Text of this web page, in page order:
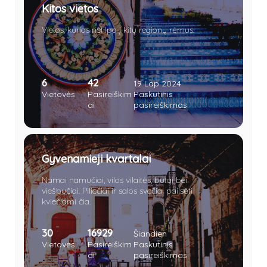
Kitos vietos
Vietos, kurios netilpo į kitų regionų rėmus.
6
Vietovės
42
Pasireiškim
ai
19 Lap 2024
Paskutinis
pasireiškimas
Gyvenamieji kvartalai
Namai namučiai, vilos vilaitės, butai bei
viešbučiai. Piliečiai ir salos svečiai pailsėti
kviečiami čia.
30
Vietovės
16929
Pasireiškim
ai
Šiandien
Paskutinis
pasireiškimas